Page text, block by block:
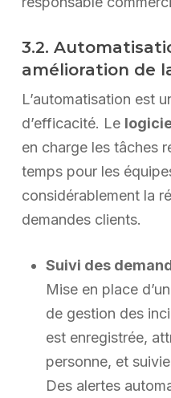
3.2.
amélioration de
L’automatisation est
d’efficacité. Le
en charge les tâches
temps pour les
considérablement la
demandes clients.
Suivi des
Mise en place
de gestion des
est enregistrée,
personne, et
Des alertes